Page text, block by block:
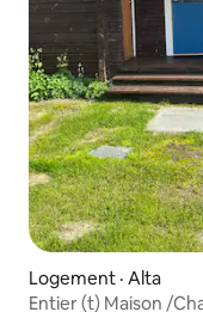
Logement · Alta
Entier (t) Maison /Chalet à Alta location